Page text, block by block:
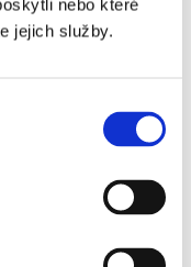
nebo které
jejich služby.